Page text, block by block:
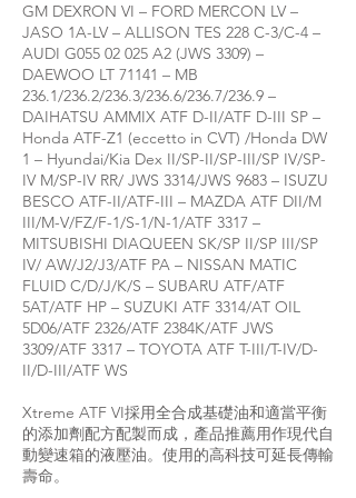
GM DEXRON VI – FORD MERCON LV –
JASO 1A-LV – ALLISON TES 228 C-3/C-4 –
AUDI G055 02 025 A2 (JWS 3309) –
DAEWOO LT 71141 – MB
236.1/236.2/236.3/236.6/236.7/236.9 –
DAIHATSU AMMIX ATF D-II/ATF D-III SP –
Honda ATF-Z1 (eccetto in CVT) /Honda DW
1 – Hyundai/Kia Dex II/SP-II/SP-III/SP IV/SP-
IV M/SP-IV RR/ JWS 3314/JWS 9683 – ISUZU
BESCO ATF-II/ATF-III – MAZDA ATF DII/M
III/M-V/FZ/F-1/S-1/N-1/ATF 3317 –
MITSUBISHI DIAQUEEN SK/SP II/SP III/SP
IV/ AW/J2/J3/ATF PA – NISSAN MATIC
FLUID C/D/J/K/S – SUBARU ATF/ATF
5AT/ATF HP – SUZUKI ATF 3314/AT OIL
5D06/ATF 2326/ATF 2384K/ATF JWS
3309/ATF 3317 – TOYOTA ATF T-III/T-IV/D-
II/D-III/ATF WS
Xtreme ATF VI採用全合成基礎油和適當平衡
的添加劑配方配製而成，產品推薦用作現代自
動變速箱的液壓油。使用的高科技可延長傳輸
壽命。